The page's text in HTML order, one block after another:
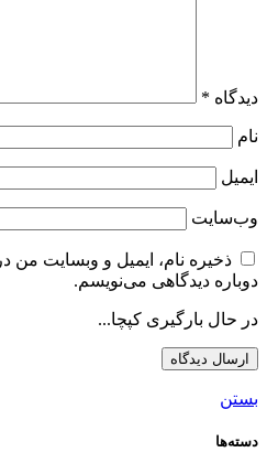
دیدگاه *
نام
ایمیل
وب‌سایت
ذخیره نام، ایمیل و وبسایت من
دوباره دیدگاهی می‌نویسم.
در حال بارگیری کپچا...
بستن
دسته‌ها